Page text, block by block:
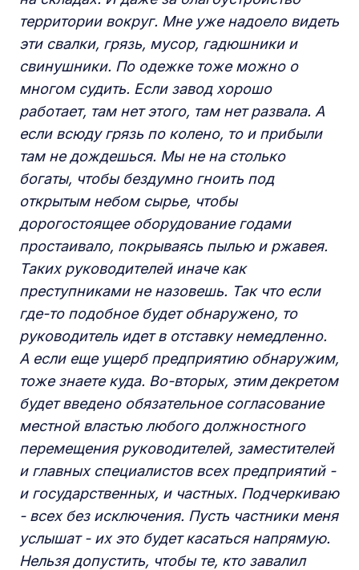
территории вокруг. Мне уже надоело видеть
эти свалки, грязь, мусор, гадюшники и
свинушники. По одежке тоже можно о
многом судить. Если завод хорошо
работает, там нет этого, там нет развала. А
если всюду грязь по колено, то и прибыли
там не дождешься. Мы не на столько
богаты, чтобы бездумно гноить под
открытым небом сырье, чтобы
дорогостоящее оборудование годами
простаивало, покрываясь пылью и ржавея.
Таких руководителей иначе как
преступниками не назовешь. Так что если
где-то подобное будет обнаружено, то
руководитель идет в отставку немедленно.
А если еще ущерб предприятию обнаружим,
тоже знаете куда. Во-вторых, этимдекретом
будет введено обязательное согласование
местной властью любого должностного
перемещения руководителей, заместителей
и главных специалистов всех предприятий -
и государственных, и частных. Подчеркиваю
- всех без исключения. Пусть частники меня
услышат - их это будет касаться напрямую.
Нельзя допустить, чтобы те, кто завалил